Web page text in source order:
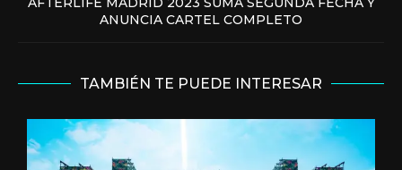
ANUNCIA CARTEL COMPLETO
TAMBIÉN TE PUEDE INTERESAR